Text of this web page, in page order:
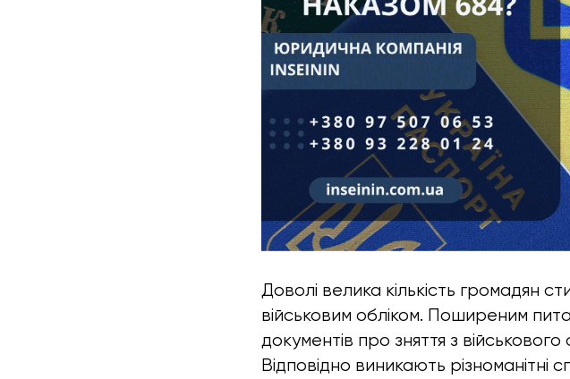
Доволі велика кількість громадян
військовим обліком. Поширеним
документів про зняття з
Відповідно виникають